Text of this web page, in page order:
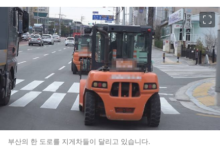
부산의 한 도로를 지게차들이 달리고 있습니다.